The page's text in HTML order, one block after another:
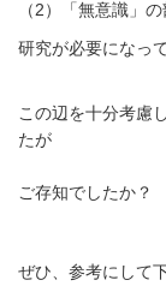
（2）
「無意識」
研究が必要になっ
この辺を十分考慮
たが
ご存知でしたか？
ぜひ、参考にして